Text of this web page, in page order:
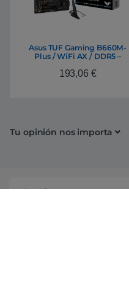
Asus TUF Gaming B660M-
Plus / WiFi AX / DDR5 –
193,06 €
Tu opinión nos importa
Conócenos